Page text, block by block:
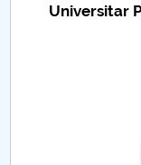
Universitar